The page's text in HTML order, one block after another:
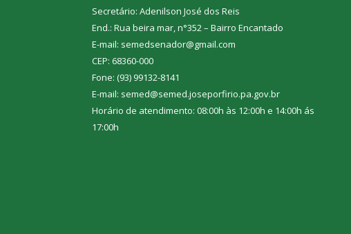
Secretário: Adenilson José dos Reis
End.: Rua beira mar, n°352 – Bairro Encantado
E-mail: semedsenador@gmail.com
CEP: 68360-000
Fone: (93) 99132-8141
E-mail: semed@semed.joseporfirio.pa.gov.br
Horário de atendimento: 08:00h às 12:00h e 14:00h ás
17:00h